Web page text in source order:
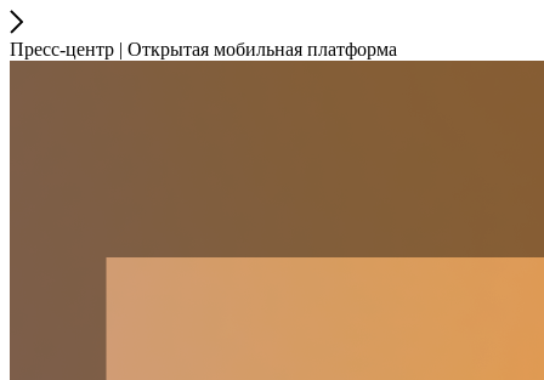
Пресс-центр | Открытая мобильная платформа